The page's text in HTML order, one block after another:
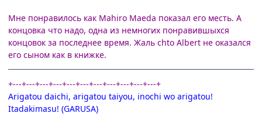
Мне понравилось как Mahiro Maeda показал его месть. А
концовка что надо, одна из немногих понравившыхся
концовок за последнее время. Жаль chto Albert не оказался
его сыном как в книжке.
+---+---+---+---+---+---+---+---+---+---+---+
Arigatou daichi, arigatou taiyou, inochi wo arigatou!
Itadakimasu! (GARUSA)